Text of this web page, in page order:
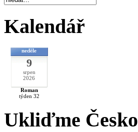
Kalendář
neděle
9
srpen
2026
Roman
týden 32
Ukliďme Česko